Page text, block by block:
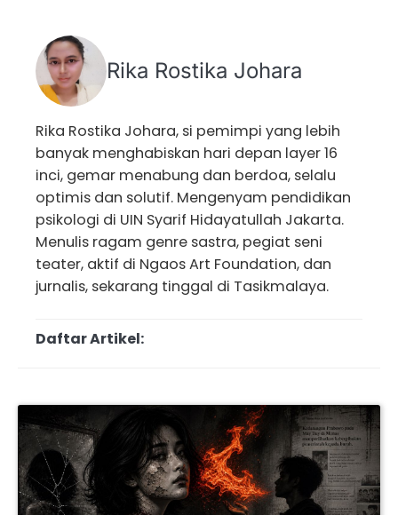
Rika Rostika Johara
Rika Rostika Johara, si pemimpi yang lebih
banyak menghabiskan hari depan layer 16
inci, gemar menabung dan berdoa, selalu
optimis dan solutif. Mengenyam pendidikan
psikologi di UIN Syarif Hidayatullah Jakarta.
Menulis ragam genre sastra, pegiat seni
teater, aktif di Ngaos Art Foundation, dan
jurnalis, sekarang tinggal di Tasikmalaya.
Daftar Artikel: